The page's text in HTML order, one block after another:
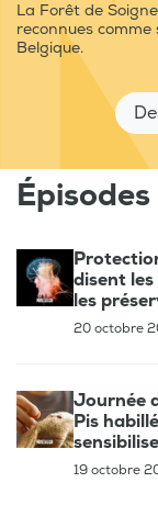
La Forêt de
reconnues
Belgique.
disent
les
20 octobre
Journée
Pis
19 octobre